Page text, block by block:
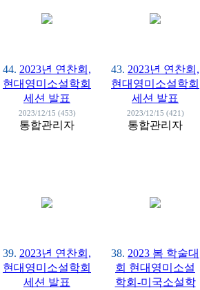
44. 2023년 연찬회,
현대영미소설학회
세션 발표
2023/12/15 (453)
통합관리자
43. 2023년 연찬회,
현대영미소설학회
세션 발표
2023/12/15 (421)
통합관리자
39. 2023년 연찬회,
현대영미소설학회
세션 발표
38. 2023 봄 학술대
회 현대영미소설
학회-미국소설학